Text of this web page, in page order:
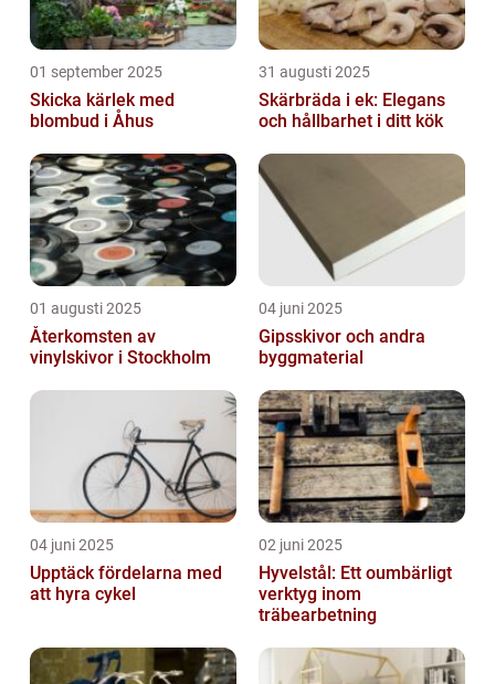
01 september 2025
Skicka kärlek med
blombud i Åhus
31 augusti 2025
Skärbräda i ek: Elegans
och hållbarhet i ditt kök
01 augusti 2025
Återkomsten av
vinylskivor i Stockholm
04 juni 2025
Gipsskivor och andra
byggmaterial
04 juni 2025
Upptäck fördelarna med
att hyra cykel
02 juni 2025
Hyvelstål: Ett oumbärligt
verktyg inom
träbearbetning